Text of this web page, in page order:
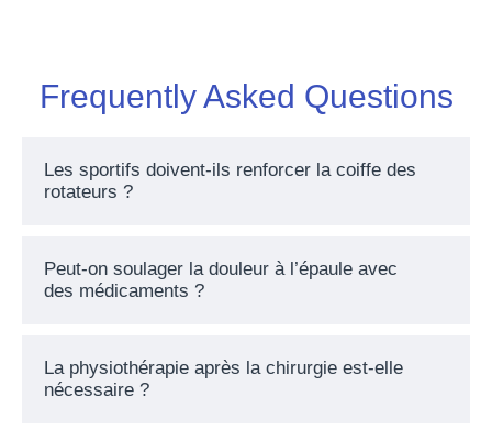
Frequently Asked Questions
Les sportifs doivent-ils renforcer la coiffe des
rotateurs ?
Peut-on soulager la douleur à l’épaule avec
des médicaments ?
La physiothérapie après la chirurgie est-elle
nécessaire ?